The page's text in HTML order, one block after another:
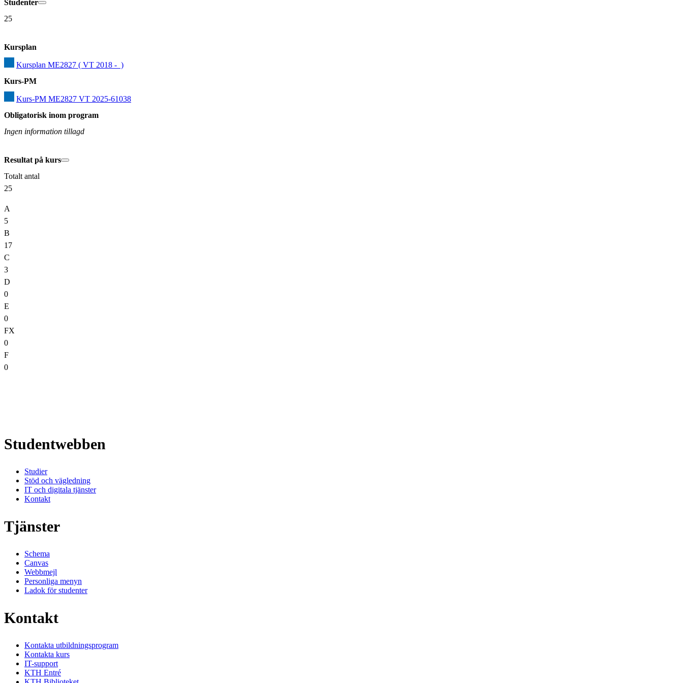
Studenter
25
Kursplan
Kursplan ME2827 ( VT 2018 -  )
Kurs-PM
Kurs-PM ME2827 VT 2025-61038
Obligatorisk inom program
Ingen information tillagd
Resultat på kurs
Totalt antal
25
A
5
B
17
C
3
D
0
E
0
FX
0
F
0
Studentwebben
Studier
Stöd och vägledning
IT och digitala tjänster
Kontakt
Tjänster
Schema
Canvas
Webbmejl
Personliga menyn
Ladok för studenter
Kontakt
Kontakta utbildningsprogram
Kontakta kurs
IT-support
KTH Entré